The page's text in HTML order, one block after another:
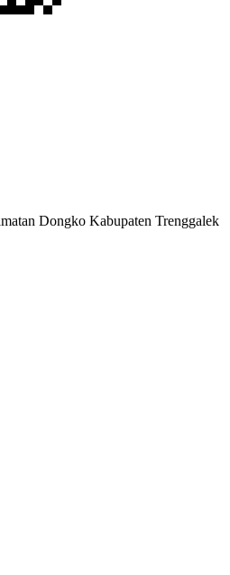
Dongko Kabupaten Trenggalek